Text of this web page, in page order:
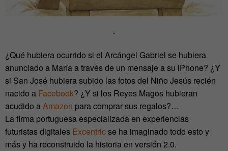
¿Qué hubiera ocurrido si el Arcángel Gabriel se hubiera
anunciado a María a través de un mensaje a su iPhone? ¿Y
si San José hubiera subido las fotos del Niño Jesús recién
nacido a Facebook? ¿Y si los Reyes Magos hubieran
acudido aAmazon para comprar sus regalos?…
La firma portuguesa especializada en experiencias
futuristas digitales Excentricse ha imaginado todo esto y
más y ha reconstruido la historia en versión 2.0.